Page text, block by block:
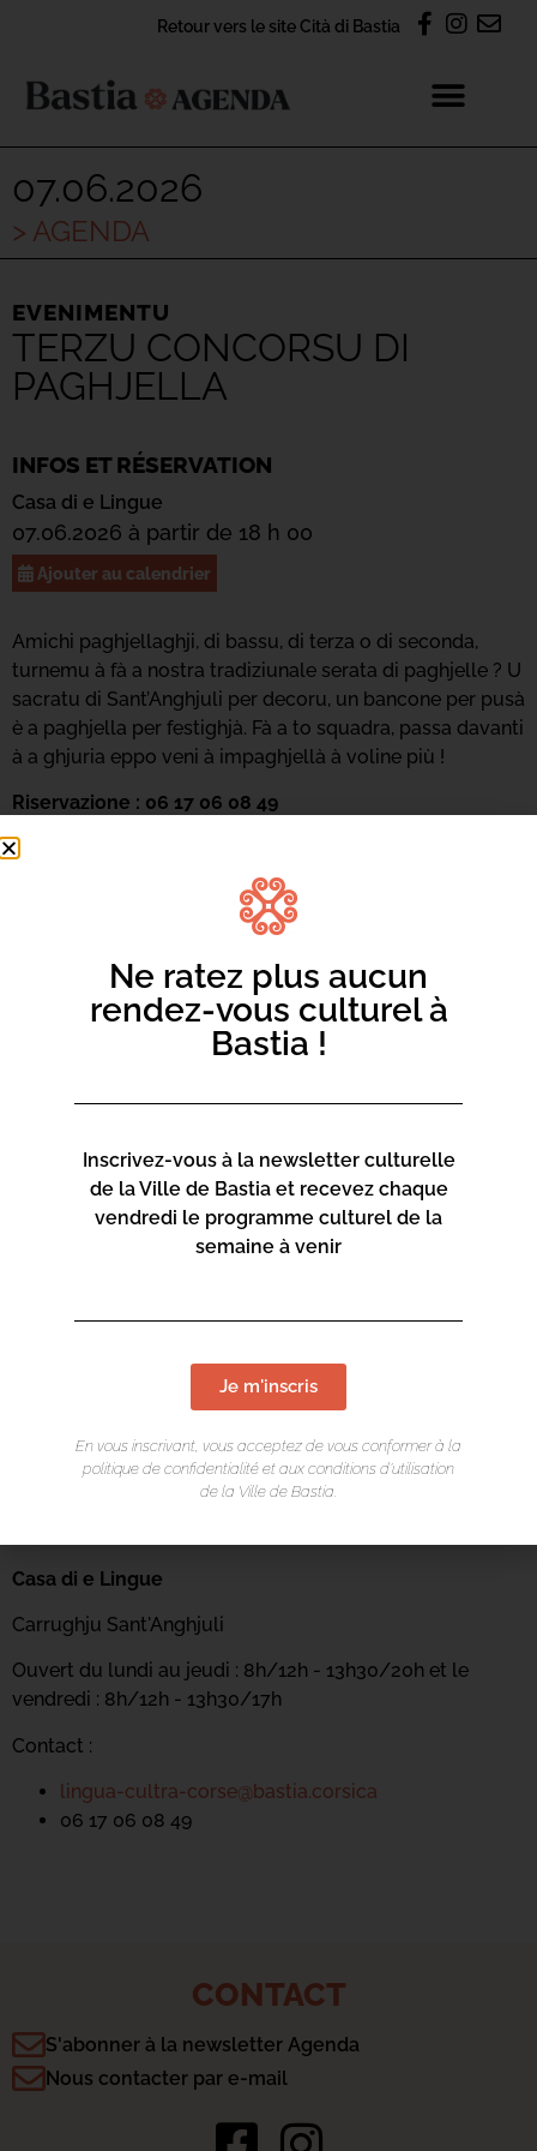
Retour vers le site Cità di Bastia
07.06.2026
> AGENDA
EVENIMENTU
TERZU CONCORSU DI
PAGHJELLA
INFOS ET RÉSERVATION
Casa di e Lingue
07.06.2026 à partir de 18 h 00
Ajouter au calendrier
Amichi paghjellaghji, di bassu, di terza o di seconda,
turnemu à fà a nostra tradiziunale serata di paghjelle ? U
sacratu di Sant’Anghjuli per decoru, un bancone per pusà
è a paghjella per festighjà. Fà a to squadra, passa davanti
à a ghjuria eppo veni à impaghjellà à voline più !
Riservazione : 06 17 06 08 49
O per mail
Casa di e Lingue
Carrughju Sant'Anghjuli
Ouvert du lundi au jeudi : 8h/12h - 13h30/20h et le
vendredi : 8h/12h - 13h30/17h
Contact :
lingua-cultra-corse@bastia.corsica
06 17 06 08 49
CONTACT
S'abonner à la newsletter Agenda
Nous contacter par e-mail
Ne ratez plus aucun
rendez-vous culturel à
Bastia !
Inscrivez-vous à la newsletter culturelle
de la Ville de Bastia et recevez chaque
vendredi le programme culturel de la
semaine à venir
Je m'inscris
En vous inscrivant, vous acceptez de vous conformer à la
politique de confidentialité et aux conditions d’utilisation
de la Ville de Bastia.